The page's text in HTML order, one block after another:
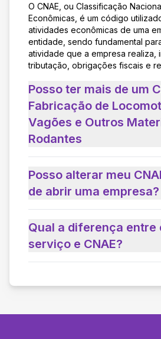
O CNAE, ou Classificação
Econômicas, é um código
atividades econômicas de uma
entidade, sendo fundamental
atividade que a empresa realiza,
tributação, obrigações fiscais e
Posso ter mais de um
Fabricação de
Vagões e Outros
Rodantes
Posso alterar meu
de abrir uma empresa?
Qual a diferença entre
serviço e CNAE?